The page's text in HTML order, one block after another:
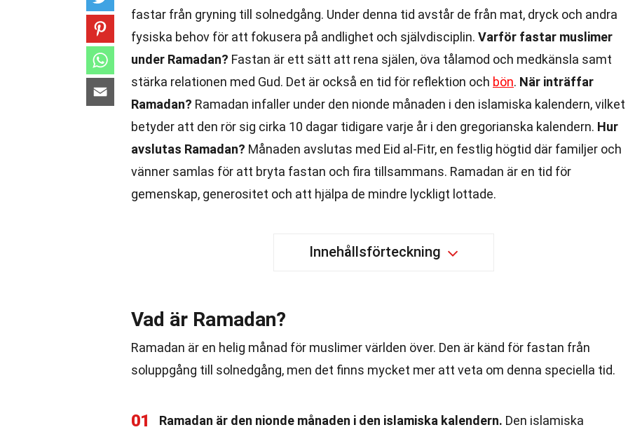
fastar från gryning till solnedgång. Under denna tid avstår de från mat, dryck och andra
fysiska behov för att fokusera på andlighet och självdisciplin. Varför fastar muslimer
under Ramadan? Fastan är ett sätt att rena själen, öva tålamod och medkänsla samt
stärka relationen med Gud. Det är också en tid för reflektion och bön. När inträffar
Ramadan? Ramadan infaller under den nionde månaden i den islamiska kalendern, vilket
betyder att den rör sig cirka 10 dagar tidigare varje år i den gregorianska kalendern. Hur
avslutas Ramadan? Månaden avslutas med Eid al-Fitr, en festlig högtid där familjer och
vänner samlas för att bryta fastan och fira tillsammans. Ramadan är en tid för
gemenskap, generositet och att hjälpa de mindre lyckligt lottade.
Innehållsförteckning
Vad är Ramadan?
Ramadan är en helig månad för muslimer världen över. Den är känd för fastan från
soluppgång till solnedgång, men det finns mycket mer att veta om denna speciella tid.
01 Ramadan är den nionde månaden i den islamiska kalendern. Den islamiska